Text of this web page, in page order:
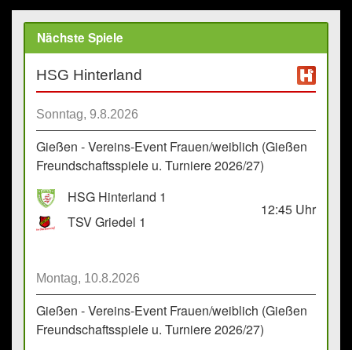
Nächste Spiele
HSG Hinterland
Sonntag, 9.8.2026
Gießen - Vereins-Event Frauen/weiblich (Gießen
Freundschaftsspiele u. Turniere 2026/27)
HSG Hinterland 1
TSV Griedel 1
12:45 Uhr
Montag, 10.8.2026
Gießen - Vereins-Event Frauen/weiblich (Gießen
Freundschaftsspiele u. Turniere 2026/27)